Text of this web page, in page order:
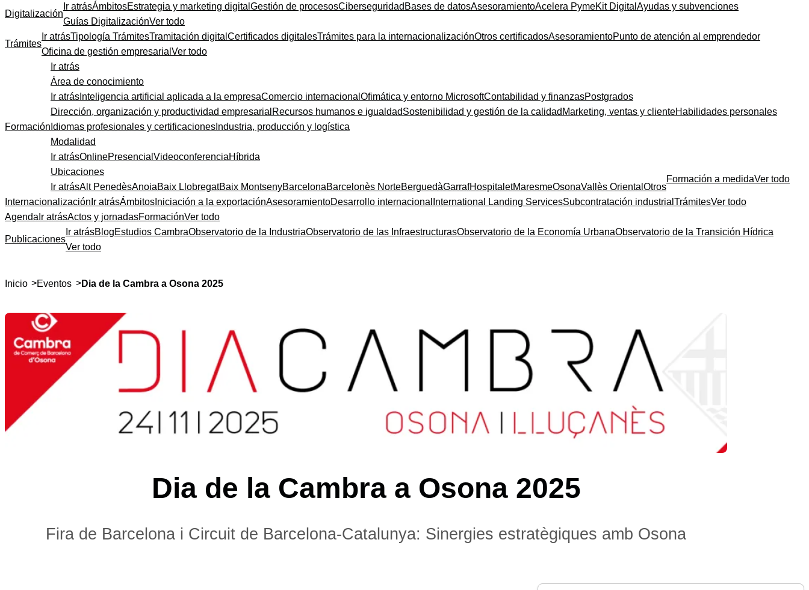
Digitalización
Ir atrásÁmbitosEstrategia y marketing digital Gestión de procesosCiberseguridad Bases de datosAsesoramientoAcelera PymeKit Digital Ayudas y subvenciones
Guías DigitalizaciónVer todo
Trámites
Ir atrásTipología TrámitesTramitación digital Certificados digitalesTrámites para la internacionalizaciónOtros certificadosAsesoramientoPunto de atención al emprendedor
Oficina de gestión empresarial Ver todo
Formación
Ir atrás
Área de conocimiento
Ir atrás Inteligencia artificial aplicada a la empresaComercio internacional Ofimática y entorno MicrosoftContabilidad y finanzasPostgrados
Dirección, organización y productividad empresarial Recursos humanos e igualdadSostenibilidad y gestión de la calidad Marketing, ventas y clienteHabilidades personales
Idiomas profesionales y certificaciones Industria, producción y logística
Modalidad
Ir atrásOnlinePresencial VideoconferenciaHíbrida
Ubicaciones
Ir atrásAlt PenedèsAnoiaBaix LlobregatBaix MontsenyBarcelonaBarcelonès NorteBerguedàGarrafHospitaletMaresmeOsonaVallès Oriental Otros
Formación a medidaVer todo
Internacionalización Ir atrásÁmbitos Iniciación a la exportaciónAsesoramientoDesarrollo internacional International Landing ServicesSubcontratación industrial TrámitesVer todo
Agenda Ir atrásActos y jornadasFormaciónVer todo
Publicaciones
Ir atrásBlogEstudios CambraObservatorio de la IndustriaObservatorio de las InfraestructurasObservatorio de la Economía UrbanaObservatorio de la Transición Hídrica
Ver todo
Inicio >Eventos >Dia de la Cambra a Osona 2025
Dia de la Cambra a Osona 2025
Fira de Barcelona i Circuit de Barcelona-Catalunya: Sinergies estratègiques amb Osona